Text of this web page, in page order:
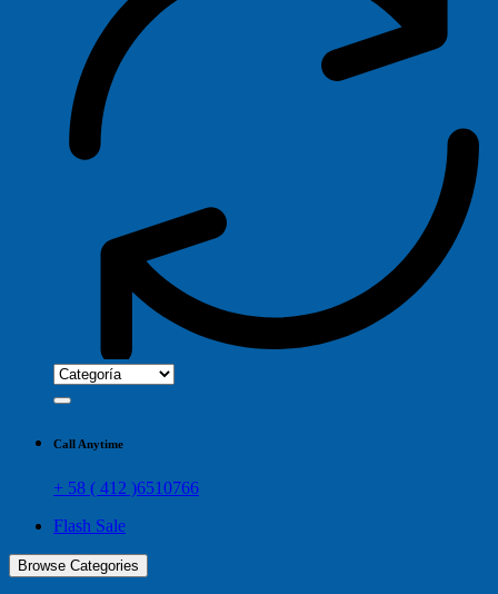
Call Anytime
+ 58 ( 412 )6510766
Flash Sale
Browse Categories